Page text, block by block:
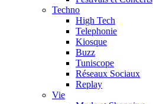
Techno
High Tech
Telephonie
Kiosque
Buzz
Tuniscope
Réseaux Sociaux
Replay
Vie